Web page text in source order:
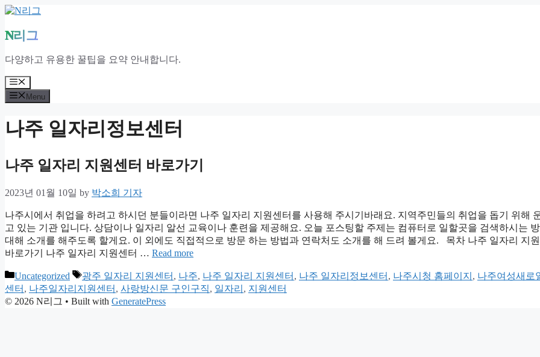
Skip
content
N리그
다양하고 유용한 꿀팁을 요약 안내합니다.
Menu
Menu
나주 일자리정보센터
나주 일자리 지원센터 바로가기
2023년 01월 10일 by 박소희 기자
나주시에서 취업을 하려고 하시던 분들이라면 나주 일자리 지원센터를 사용해 주시기바래요. 지역주민들의 취업을 돕기 위해
고 있는 기관 입니다. 상담이나 일자리 알선 교육이나 훈련을 제공해요. 오늘 포스팅할 주제는 컴퓨터로 일할곳을 검색하시는
대해 소개를 해주도록 할게요. 이 외에도 직접적으로 방문 하는 방법과 연락처도 소개를 해 드려 볼게요. 목차 나주 일자리 지
바로가기 나주 일자리 지원센터 … Read more
Categories
Uncategorized Tags
광주 일자리 지원센터 , 나주, 나주 일자리 지원센터 , 나주 일자리정보센터 , 나주시청 홈페이지 , 나주여성새로
센터 , 나주일자리지원센터 , 사랑방신문 구인구직, 일자리 , 지원센터
© 2026 N리그 • Built with GeneratePress